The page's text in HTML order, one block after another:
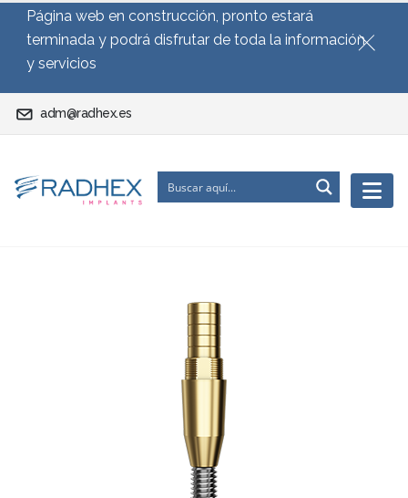
Página web en construcción, pronto estará
terminada y podrá disfrutar de toda la información
y servicios
adm@radhex.es